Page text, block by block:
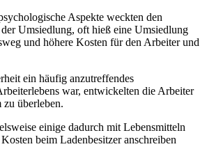
Aspekte weckten den
Umsiedlung, oft hieß eine Umsiedlung
und höhere Kosten für den Arbeiter und
ein häufig anzutreffendes
war, entwickelten die Arbeiter
zu überleben.
einige dadurch mit Lebensmitteln
beim Ladenbesitzer anschreiben